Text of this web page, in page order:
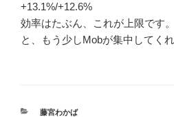
+13.1%/+12.6%
効率はたぶん、これが上限です
と、もう少しMobが集中してくれ
カ
藤宮わかば